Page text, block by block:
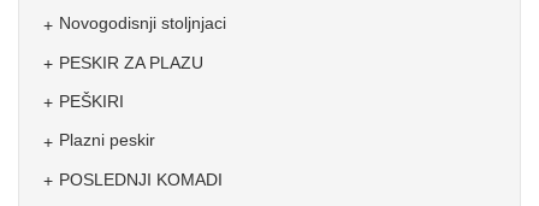
Novogodisnji stoljnjaci
PESKIR ZA PLAZU
PEŠKIRI
Plazni peskir
POSLEDNJI KOMADI